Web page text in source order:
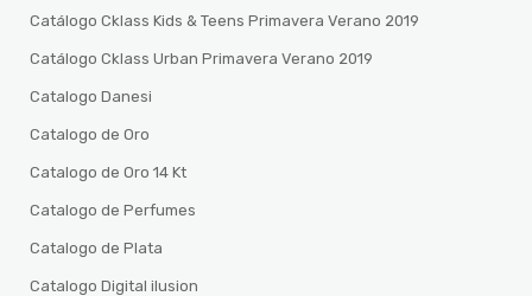
Catálogo Cklass Kids & Teens Primavera Verano 2019
Catálogo Cklass Urban Primavera Verano 2019
Catalogo Danesi
Catalogo de Oro
Catalogo de Oro 14 Kt
Catalogo de Perfumes
Catalogo de Plata
Catalogo Digital ilusion